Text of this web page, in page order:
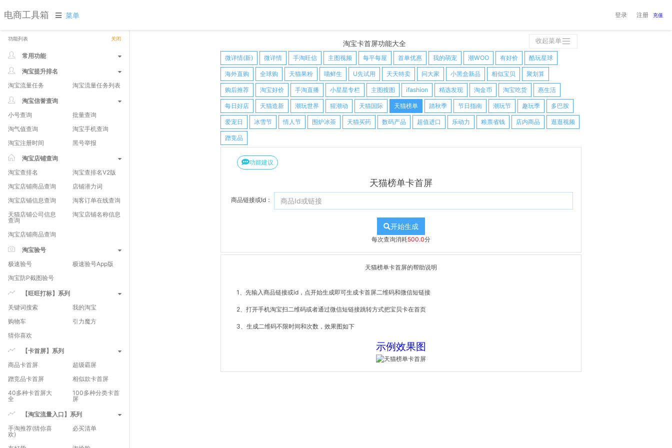
电商工具箱 菜单 登录 注册 充值
功能列表 关闭
常用功能
淘宝提升排名
淘宝流量任务
淘宝流量任务列表
淘宝信誉查询
小号查询
批量查询
淘气值查询
淘宝手机查询
淘宝注册时间
黑号举报
淘宝店铺查询
淘宝查排名
淘宝查排名V2版
淘宝店铺商品查询
店铺潜力词
淘宝店铺信息查询
淘客订单在线查询
天猫店铺公司信息
查询
淘宝店铺名称信息
淘宝店铺商品查询
淘宝验号
极速验号
极速验号App版
淘宝防P截图验号
【旺旺打标】系列
关键词搜索
我的淘宝
购物车
引力魔方
猜你喜欢
【卡首屏】系列
商品卡首屏
超级霸屏
蹭竞品卡首屏
相似款卡首屏
40多种卡首屏大
全
100多种分类卡首
屏
【淘宝流量入口】系列
手淘推荐(猜你喜
欢)
必买清单
收起菜单
淘宝卡首屏功能大全
微详情(新) 微详情 手淘旺信 主图视频 每平每屋 首单优惠 我的萌宠 潮WOO 有好价 酷玩星球
海外直购 全球购 天猫果粉 喵鲜生 U先试用 天天特卖 问大家 小黑盒新品 相似宝贝 聚划算
购后推荐 淘宝好价 手淘直播 小星星专栏 主图搜图 ifashion 精选发现 淘金币 淘宝吃货 惠生活
每日好店 天猫造新 潮玩世界 猩潮动 天猫国际 天猫榜单 踏秋季 节日指南 潮玩节 趣玩季 多巴胺
爱宠日 冰雪节 情人节 围炉冰茶 天猫买药 数码产品 超值进口 乐动力 粮票省钱 店内商品 逛逛视频
蹭竞品
功能建议
天猫榜单卡首屏
商品链接或Id：
开始生成
每次查询消耗500.0分
天猫榜单卡首屏的帮助说明
1、先输入商品链接或id，点开始生成即可生成卡首屏二维码和微信短链接
2、打开手机淘宝扫二维码或者通过微信短链接跳转方式把宝贝卡在首页
3、生成二维码不限时间和次数，效果图如下
示例效果图